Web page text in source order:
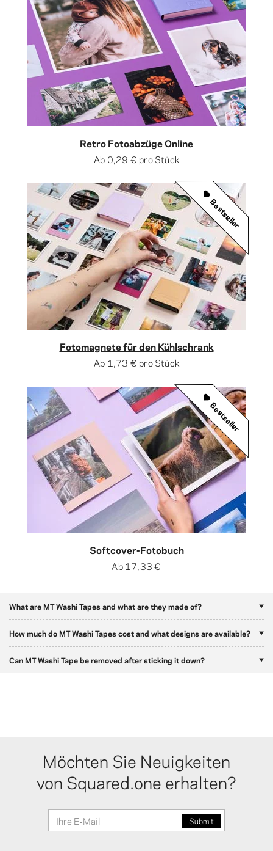
Retro Fotoabzüge Online
Ab 0,29 € pro Stück
Fotomagnete für den Kühlschrank
Ab 1,73 € pro Stück
Bestseller
Softcover-Fotobuch
Ab17,33 €
Bestseller
What are MT Washi Tapes and what are they made of?
How much do MT Washi Tapes cost and what designs are available?
Can MT Washi Tape be removed after sticking it down?
Möchten Sie Neuigkeiten
von Squared.one erhalten?